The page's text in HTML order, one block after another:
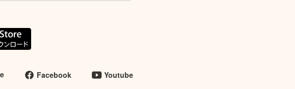
Facebook Youtube